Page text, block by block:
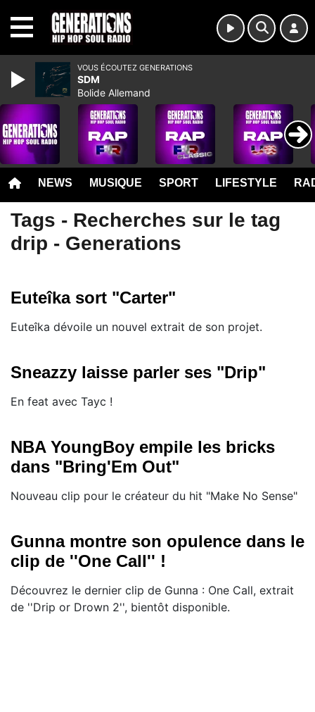
NEWS MUSIQUE SPORT LIFESTYLE
Tags - Recherches sur le tag
drip - Generations
Euteîka sort "Carter"
Euteîka dévoile un nouvel extrait de son projet.
Sneazzy laisse parler ses "Drip"
En feat avec Tayc !
NBA YoungBoy empile les bricks
dans "Bring'Em Out"
Nouveau clip pour le créateur du hit "Make No Sense"
Gunna montre son opulence dans le
clip de ''One Call'' !
Découvrez le dernier clip de Gunna : One Call, extrait
de ''Drip or Drown 2'', bientôt disponible.
VOUS ÉCOUTEZ GENERATIONS
SDM
Bolide Allemand